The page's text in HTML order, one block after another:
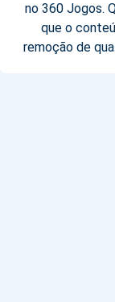
no 360 Jogos.
que o
remoção de